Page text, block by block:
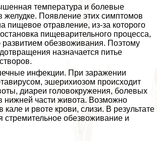
температура и болевые
Появление этих симптомов
пищевое отравление, из-за которого
пищеварительного процесса,
развитием обезвоживания. Поэтому
назначается питье
инфекции. При заражении
эшерихиозом происходит
диареи головокружения, болевых
части живота. Возможно
кале и рвоте крови, слизи. В результате
стремительное обезвоживание и